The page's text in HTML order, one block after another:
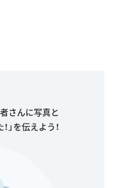
さんに写真と
」を伝えよう！